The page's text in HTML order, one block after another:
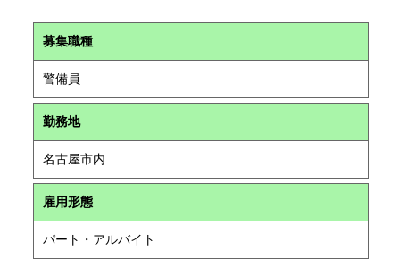
募集職種
警備員
勤務地
名古屋市内
雇用形態
パート・アルバイト